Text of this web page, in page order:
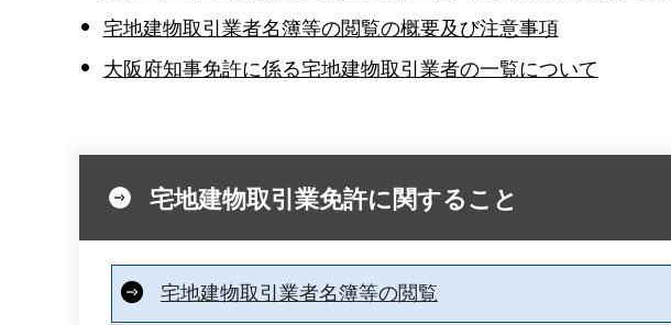
宅地建物取引業者名簿等の閲覧の概要及び注意事項
大阪府知事免許に係る宅地建物取引業者の一覧について
宅地建物取引業免許に関すること
宅地建物取引業者名簿等の閲覧